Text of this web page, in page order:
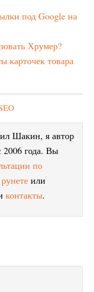
под Google на
Хрумер?
карточек товара
Шакин, я автор
2006 года. Вы
по
или
контакты.